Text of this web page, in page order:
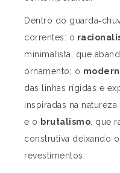
Dentro do
correntes: o
minimalista, que
ornamento; o
das linhas rígidas e
inspiradas na natureza
e o brutalismo, que
construtiva deixando
revestimentos.